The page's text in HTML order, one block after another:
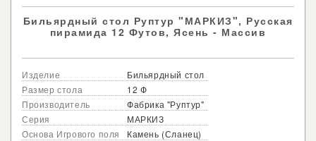
Бильярдный стол Руптур "МАРКИЗ", Русская
пирамида 12 Футов, Ясень - Массив
Изделие
Бильярдный стол
Размер стола
12 Ф
Производитель
Фабрика "Руптур"
Серия
МАРКИЗ
Основа Игрового поля
Камень (Сланец)